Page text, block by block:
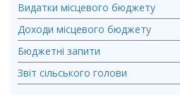
Видатки місцевого бюджету
Доходи місцевого бюджету
Бюджетні запити
Звіт сільського голови